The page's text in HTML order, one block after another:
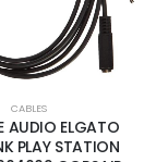
CABLES
AUDIO ELGATO
PLAY STATION